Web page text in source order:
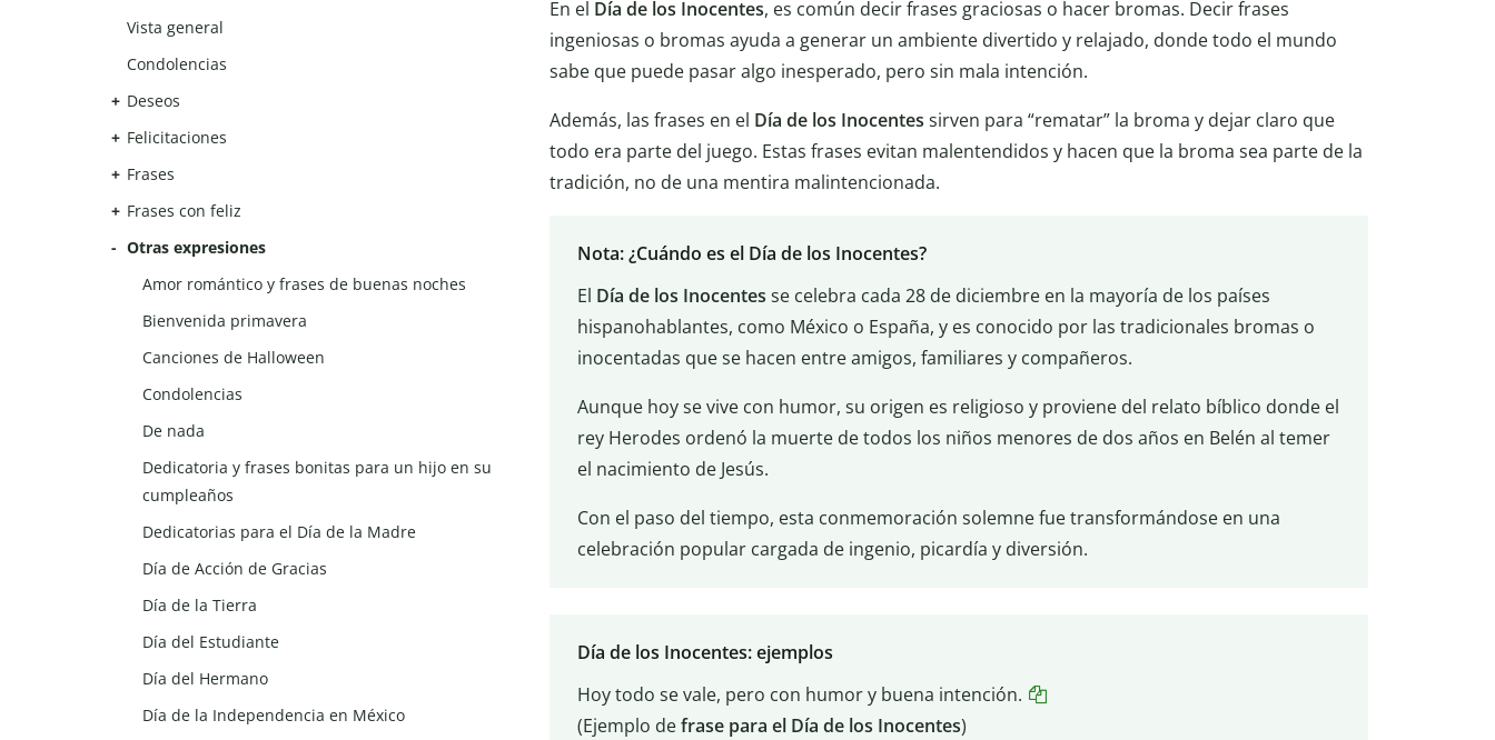
En el Día de los Inocentes, es común decir frases graciosas o hacer bromas. Decir frases
ingeniosas o bromas ayuda a generar un ambiente divertido y relajado, donde todo el mundo
sabe que puede pasar algo inesperado, pero sin mala intención.
Además, las frases en el Día de los Inocentes sirven para “rematar” la broma y dejar claro que
todo era parte del juego. Estas frases evitan malentendidos y hacen que la broma sea parte de la
tradición, no de una mentira malintencionada.
Nota: ¿Cuándo es el Día de los Inocentes?
El Día de los Inocentes se celebra cada 28 de diciembre en la mayoría de los países
hispanohablantes, como México o España, y es conocido por las tradicionales bromas o
inocentadas que se hacen entre amigos, familiares y compañeros.
Aunque hoy se vive con humor, su origen es religioso y proviene del relato bíblico donde el
rey Herodes ordenó la muerte de todos los niños menores de dos años en Belén al temer
el nacimiento de Jesús.
Con el paso del tiempo, esta conmemoración solemne fue transformándose en una
celebración popular cargada de ingenio, picardía y diversión.
Día de los Inocentes: ejemplos
Hoy todo se vale, pero con humor y buena intención.
(Ejemplo defrase para el Día de los Inocentes)
Vista general
Condolencias
Deseos
Felicitaciones
Frases
Frases con feliz
Otras expresiones
Amor romántico y frases de buenas noches
Bienvenida primavera
Canciones de Halloween
Condolencias
De nada
Dedicatoria y frases bonitas para un hijo en su
cumpleaños
Dedicatorias para el Día de la Madre
Día de Acción de Gracias
Día de la Tierra
Día del Estudiante
Día del Hermano
Día de la Independencia en México